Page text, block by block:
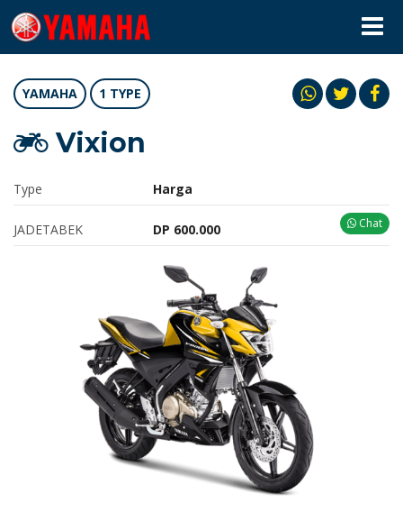
YAMAHA 1 TYPE
Vixion
Type Harga
JADETABEK DP 600.000 Chat